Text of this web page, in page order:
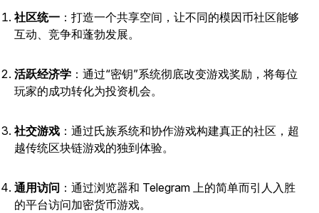
社区统一 ：打造一个共享空间，让不同的模因币社区能够
互动、竞争和蓬勃发展。
活跃经济学 ：通过“密钥”系统彻底改变游戏奖励，将每位
玩家的成功转化为投资机会。
社交游戏 ：通过氏族系统和协作游戏构建真正的社区，超
越传统区块链游戏的独到体验。
通用访问 ：通过浏览器和 Telegram 上的简单而引人入胜
的平台访问加密货币游戏。